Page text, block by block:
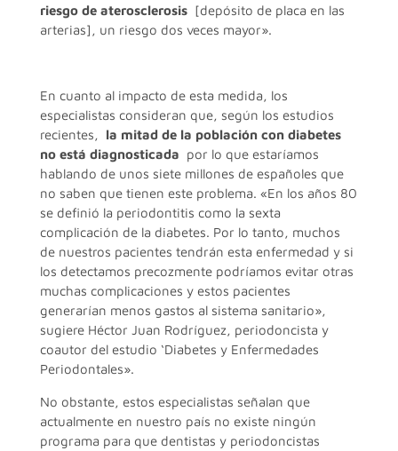
riesgo de aterosclerosis[depósito de placa en las
arterias], un riesgo dos veces mayor».
En cuanto al impacto de esta medida, los
especialistas consideran que, según los estudios
recientes, la mitad de la población con diabetes
no está diagnosticada por lo que estaríamos
hablando de unos siete millones de españoles que
no saben que tienen este problema. «En los años 80
se definió la periodontitis como la sexta
complicación de la diabetes. Por lo tanto, muchos
de nuestros pacientes tendrán esta enfermedad y si
los detectamos precozmente podríamos evitar otras
muchas complicaciones y estos pacientes
generarían menos gastos al sistema sanitario»,
sugiere Héctor Juan Rodríguez, periodoncista y
coautor del estudio ‘Diabetes y Enfermedades
Periodontales».
No obstante, estos especialistas señalan que
actualmente en nuestro país no existe ningún
programa para que dentistas y periodoncistas